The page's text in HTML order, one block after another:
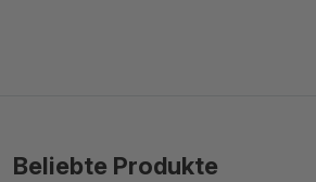
Beliebte Produkte